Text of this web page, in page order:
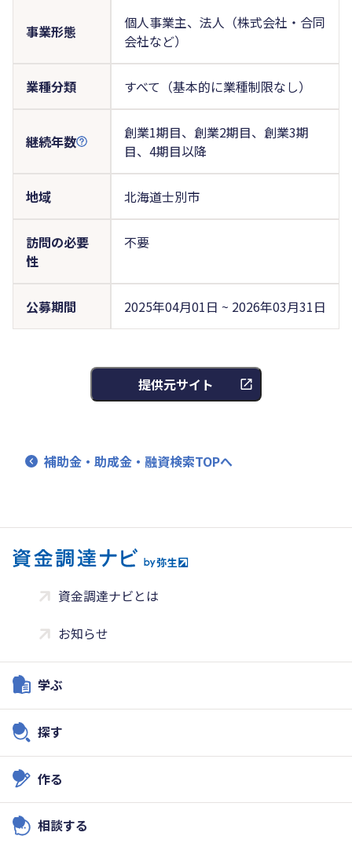
事業形態
個人事業主、法人（株式会社・合同
会社など）
業種分類 すべて（基本的に業種制限なし）
継続年数
創業1期目、創業2期目、創業3期
目、4期目以降
地域 北海道士別市
訪問の必要
性
不要
公募期間 2025年04月01日 ~ 2026年03月31日
提供元サイト
補助金・助成金・融資検索TOPへ
資金調達ナビとは
お知らせ
学ぶ
探す
作る
相談する